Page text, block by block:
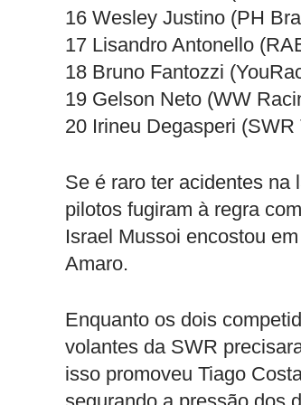
16 Wesley Justino (PH
17 Lisandro Antonello
18 Bruno Fantozzi
19 Gelson Neto (WW
20 Irineu Degasperi (SWR
Se é raro ter acidentes na
pilotos fugiram à regra
Israel Mussoi encostou
Amaro.
Enquanto os dois
volantes da SWR
isso promoveu Tiago